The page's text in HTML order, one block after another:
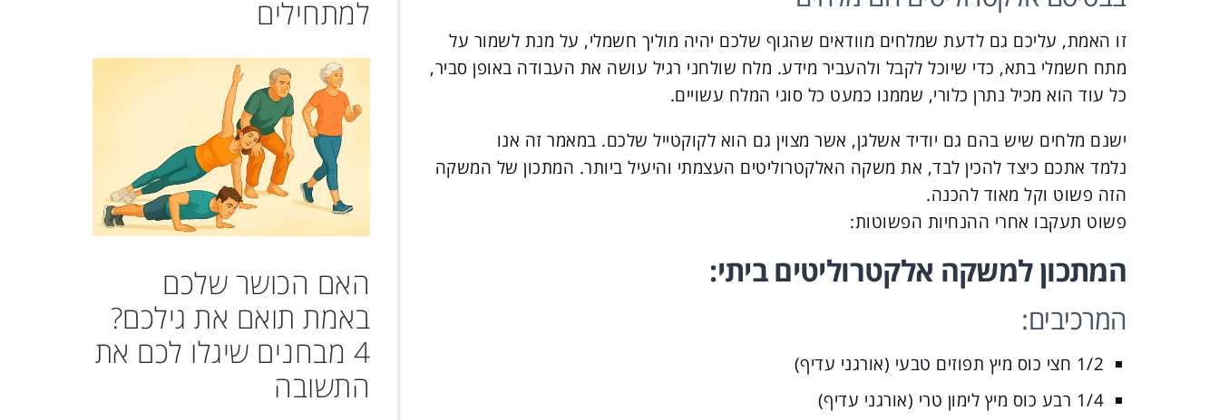
זו האמת, עליכם גם לדעת שמלחים מוודאים שהגוף שלכם יהיה מוליך חשמלי, על מנת לשמור על
מתח חשמלי בתא, כדי שיוכל לקבל ולהעביר מידע. מלח שולחני רגיל עושה את העבודה באופן סביר,
כל עוד הוא מכיל נתרן כלורי, שממנו כמעט כל סוגי המלח עשויים.
ישנם מלחים שיש בהם גם יודיד אשלגן, אשר מצוין גם הוא לקוקטייל שלכם. במאמר זה אנו
נלמד אתכם כיצד להכין לבד, את משקה האלקטרוליטים העצמתי והיעיל ביותר. המתכון של המשקה
הזה פשוט וקל מאוד להכנה.
פשוט תעקבו אחרי ההנחיות הפשוטות:
המתכון למשקה אלקטרוליטים ביתי:
המרכיבים:
1/2 חצי כוס מיץ תפוזים טבעי (אורגני עדיף)
1/4 רבע כוס מיץ לימון טרי (אורגני עדיף)
למתחילים
האם הכושר שלכם
באמת תואם את גילכם?
4 מבחנים שיגלו לכם את
התשובה